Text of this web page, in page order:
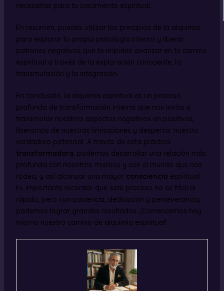
necesarias para tu crecimiento espiritual.
En resumen, puedes utilizar los principios de la alquimia
para explorar tu propia psicología interna y liberar
patrones negativos que te impiden avanzar en tu camino
espiritual a través de la exploración consciente, la
transmutación y la integración.
En conclusión, la alquimia espiritual es un proceso
profundo de transformación interna que nos invita a
transmutar nuestros aspectos negativos en positivos,
liberarnos de nuestras limitaciones y despertar nuestro
verdadero potencial. A través de esta práctica
transformadora , podemos desarrollar una relación más
profunda con nosotros mismos y con el mundo que nos
rodea, y así alcanzar una mayor consciencia espiritual.
Es importante recordar que este proceso no es fácil ni
rápido, pero con paciencia, dedicación y perseverancia,
podemos lograr grandes resultados. ¡Comencemos hoy
mismo nuestro camino de alquimia espiritual!